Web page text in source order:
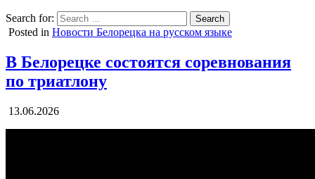
Search for:
Posted in Новости Белорецка на русском языке
В Белорецке состоятся соревнования
по триатлону
13.06.2026